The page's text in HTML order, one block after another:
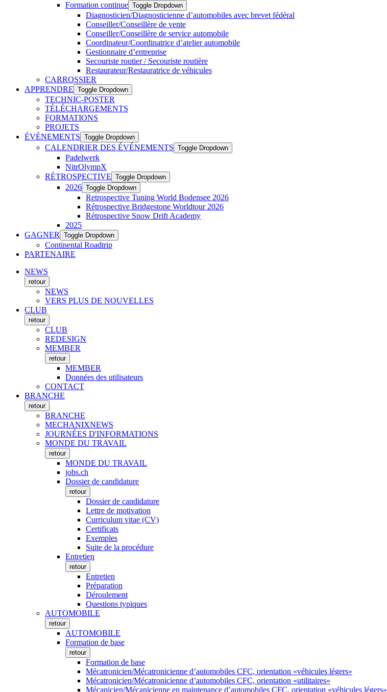
Formation continue Toggle Dropdown
Diagnosticien/Diagnosticienne d’automobiles avec brevet fédéral
Conseiller/Conseillère de vente
Conseiller/Conseillère de service automobile
Coordinateur/Coordinatrice d’atelier automobile
Gestionnaire d’entreprise
Secouriste routier / Secouriste routière
Restaurateur/Restauratrice de véhicules
CARROSSIER
APPRENDRE Toggle Dropdown
TECHNIC-POSTER
TÉLÉCHARGEMENTS
FORMATIONS
PROJETS
ÉVÉNEMENTS Toggle Dropdown
CALENDRIER DES ÉVÉNEMENTS Toggle Dropdown
Padelwerk
NitrOlympX
RÉTROSPECTIVE Toggle Dropdown
2026 Toggle Dropdown
Retrospective Tuning World Bodensee 2026
Rétrospective Bridgestone Worldtour 2026
Rétrospective Snow Drift Academy
2025
GAGNER
Toggle Dropdown
Continental Roadtrip
PARTENAIRE
NEWS
retour
NEWS
VERS PLUS DE NOUVELLES
CLUB
retour
CLUB
REDESIGN
MEMBER
retour
MEMBER
Données des utilisateurs
CONTACT
BRANCHE
retour
BRANCHE
MECHANIXNEWS
JOURNÉES D'INFORMATIONS
MONDE DU TRAVAIL
retour
MONDE DU TRAVAIL
jobs.ch
Dossier de candidature
retour
Dossier de candidature
Lettre de motivation
Curriculum vitae (CV)
Certificats
Exemples
Suite de la procédure
Entretien
retour
Entretien
Préparation
Déroulement
Questions typiques
AUTOMOBILE
retour
AUTOMOBILE
Formation de base
retour
Formation de base
Mécatronicien/Mécatronicienne d’automobiles CFC, orientation «véhicules légers»
Mécatronicien/Mécatronicienne d’automobiles CFC, orientation «utilitaires»
Mécanicien/Mécanicienne en maintenance d’automobiles CFC, orientation «véhicules légers»